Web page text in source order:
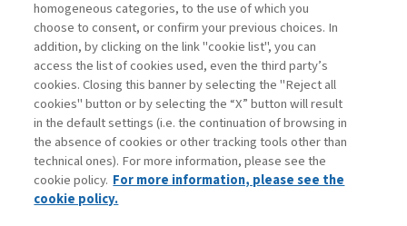
Contatti
Abbonamenti
Archivio rubriche
Privacy
homogeneous categories, to the use of which you
choose to consent, or confirm your previous choices. In
addition, by clicking on the link "cookie list", you can
access the list of cookies used, even the third party’s
cookies. Closing this banner by selecting the "Reject all
cookies" button or by selecting the “X” button will result
in the default settings (i.e. the continuation of browsing in
the absence of cookies or other tracking tools other than
technical ones). For more information, please see the
cookie policy. For more information, please see the
cookie policy.